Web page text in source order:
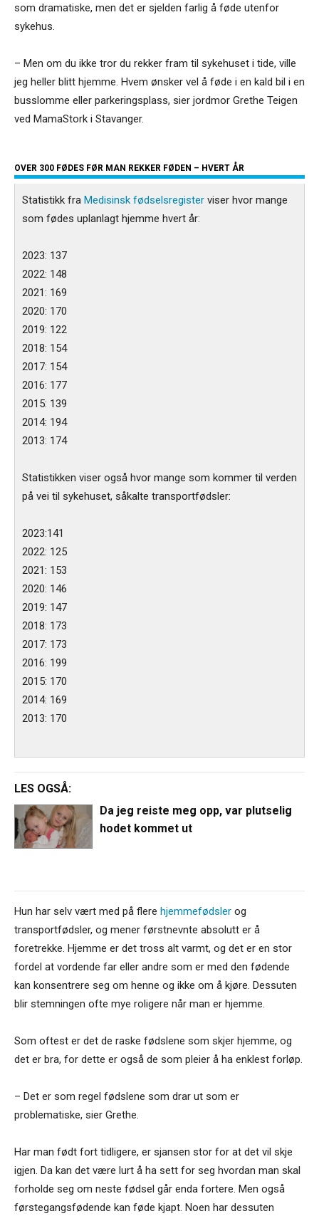
som dramatiske, men det er sjelden farlig å føde utenfor
sykehus.
– Men om du ikke tror du rekker fram til sykehuset i tide, ville
jeg heller blitt hjemme. Hvem ønsker vel å føde i en kald bil i en
busslomme eller parkeringsplass, sier jordmor Grethe Teigen
ved MamaStork i Stavanger.
OVER 300 FØDES FØR MAN REKKER FØDEN – HVERT ÅR
Statistikk fra Medisinsk fødselsregister viser hvor mange
som fødes uplanlagt hjemme hvert år:
2023: 137
2022: 148
2021: 169
2020: 170
2019: 122
2018: 154
2017: 154
2016: 177
2015: 139
2014: 194
2013: 174
Statistikken viser også hvor mange som kommer til verden
på vei til sykehuset, såkalte transportfødsler:
2023:141
2022: 125
2021: 153
2020: 146
2019: 147
2018: 173
2017: 173
2016: 199
2015: 170
2014: 169
2013: 170
LES OGSÅ:
Da jeg reiste meg opp, var plutselig
hodet kommet ut
Hun har selv vært med på flere hjemmefødsler og
transportfødsler, og mener førstnevnte absolutt er å
foretrekke. Hjemme er det tross alt varmt, og det er en stor
fordel at vordende far eller andre som er med den fødende
kan konsentrere seg om henne og ikke om å kjøre. Dessuten
blir stemningen ofte mye roligere når man er hjemme.
Som oftest er det de raske fødslene som skjer hjemme, og
det er bra, for dette er også de som pleier å ha enklest forløp.
– Det er som regel fødslene som drar ut som er
problematiske, sier Grethe.
Har man født fort tidligere, er sjansen stor for at det vil skje
igjen. Da kan det være lurt å ha sett for seg hvordan man skal
forholde seg om neste fødsel går enda fortere. Men også
førstegangsfødende kan føde kjapt. Noen har dessuten